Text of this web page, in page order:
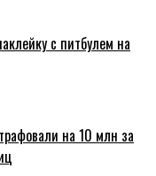
с питбулем на
на 10 млн за